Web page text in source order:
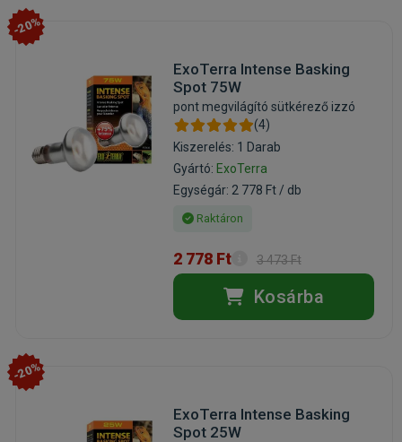
-20%
ExoTerra Intense Basking
Spot 75W
pont megvilágító sütkérező izzó
(4)
Kiszerelés: 1 Darab
Gyártó: ExoTerra
Egységár: 2 778 Ft / db
Raktáron
2 778 Ft 3 473 Ft
Kosárba
-20%
ExoTerra Intense Basking
Spot 25W